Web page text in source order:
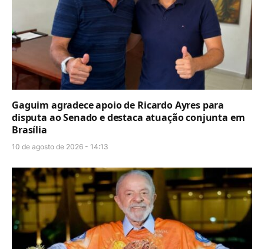
Gaguim agradece apoio de Ricardo Ayres para
disputa ao Senado e destaca atuação conjunta em
Brasília
10 de agosto de 2026 - 14:13